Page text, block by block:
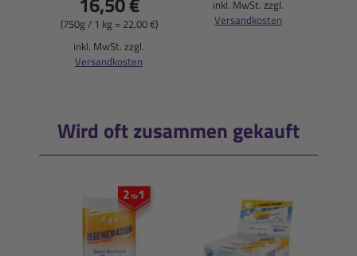
(750g / 1 kg = 22,00 €)
inkl. MwSt. zzgl.
Versandkosten
inkl. MwSt. zzgl.
Versandkosten
Wird oft zusammen gekauft